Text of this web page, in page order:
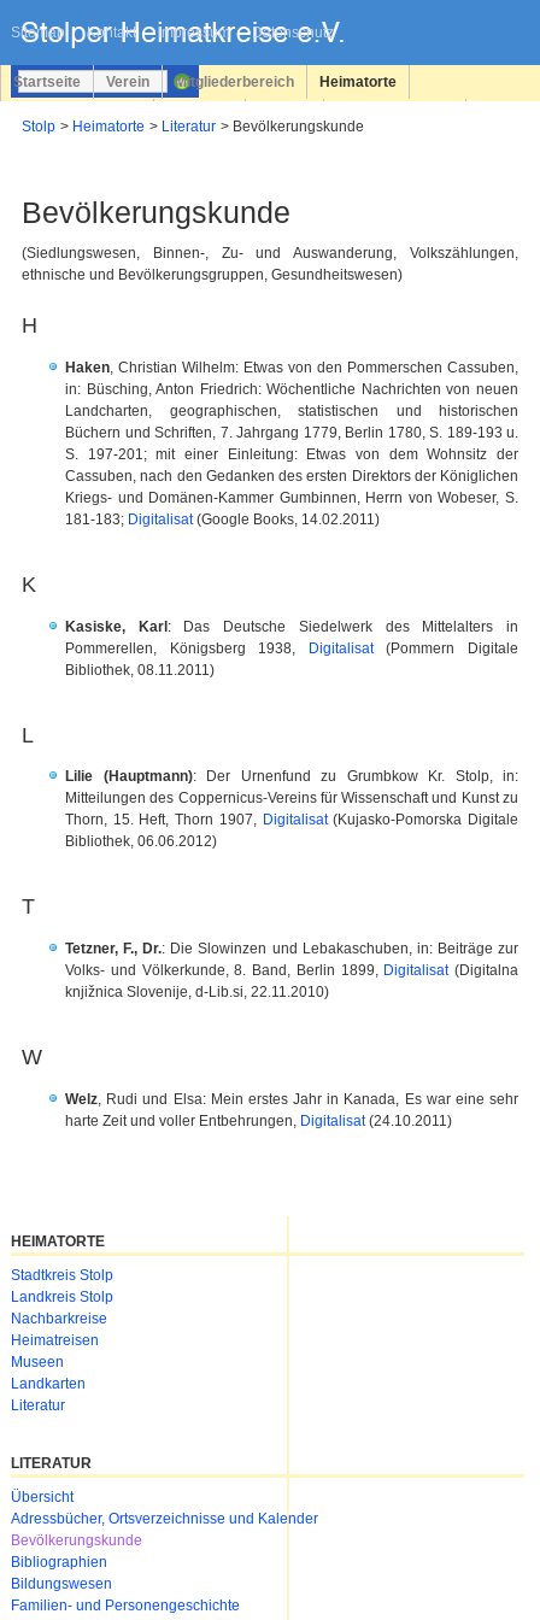
Sitemap Kontakt Impressum Datenschutz
überspringen
Startseite Verein Mitgliederbereich Heimatorte
Stolp Heimatorte Literatur Bevölkerungskunde
Bevölkerungskunde
(Siedlungswesen, Binnen-, Zu- und Auswanderung, Volkszählungen,
ethnische und Bevölkerungsgruppen, Gesundheitswesen)
H
Haken, Christian Wilhelm: Etwas von den Pommerschen Cassuben,
in: Büsching, Anton Friedrich: Wöchentliche Nachrichten von neuen
Landcharten, geographischen, statistischen und historischen
Büchern und Schriften, 7. Jahrgang 1779, Berlin 1780, S. 189-193 u.
S. 197-201; mit einer Einleitung: Etwas von dem Wohnsitz der
Cassuben, nach den Gedanken des ersten Direktors der Königlichen
Kriegs- und Domänen-Kammer Gumbinnen, Herrn von Wobeser, S.
181-183; Digitalisat(Google Books, 14.02.2011)
K
Kasiske, Karl: Das Deutsche Siedelwerk des Mittelalters in
Pommerellen, Königsberg 1938, Digitalisat(Pommern Digitale
Bibliothek, 08.11.2011)
L
Lilie (Hauptmann): Der Urnenfund zu Grumbkow Kr. Stolp, in:
Mitteilungen des Coppernicus-Vereins für Wissenschaft und Kunst zu
Thorn, 15. Heft, Thorn 1907, Digitalisat(Kujasko-Pomorska Digitale
Bibliothek, 06.06.2012)
T
Tetzner, F., Dr.: Die Slowinzen und Lebakaschuben, in: Beiträge zur
Volks- und Völkerkunde, 8. Band, Berlin 1899, Digitalisat(Digitalna
knjižnica Slovenije, d-Lib.si, 22.11.2010)
W
Welz , Rudi und Elsa: Mein erstes Jahr in Kanada, Es war eine sehr
harte Zeit und voller Entbehrungen, Digitalisat(24.10.2011)
HEIMATORTE
Navigation
überspringen
Stadtkreis Stolp
Landkreis Stolp
Nachbarkreise
Heimatreisen
Museen
Landkarten
Literatur
LITERATUR
Navigation
überspringen
Übersicht
Adressbücher, Ortsverzeichnisse und Kalender
Bevölkerungskunde
Bibliographien
Bildungswesen
Familien- und Personengeschichte